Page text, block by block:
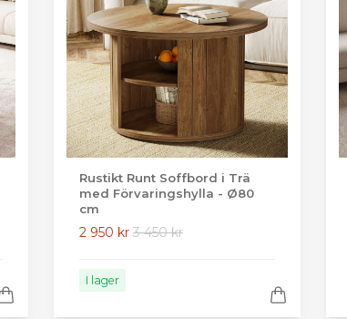
Rustikt Runt Soffbord i Trä
med Förvaringshylla - Ø80
cm
2 950 kr 3 450 kr
I lager